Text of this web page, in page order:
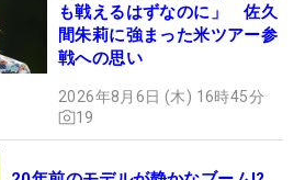
も戦えるはずなのに」 佐久
間朱莉に強まった米ツアー参
戦への思い
2026年8月6日 (木) 16時45分
19